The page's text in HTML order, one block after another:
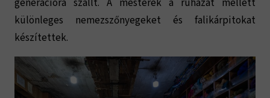
generációra szállt. A mesterek a ruházat mellett
különleges nemezszőnyegeket és falikárpitokat
készítettek.